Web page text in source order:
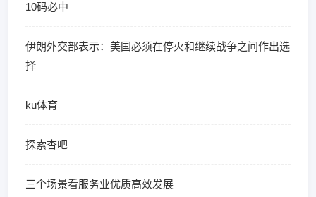
10码必中
伊朗外交部表示：美国必须在停火和继续战争之间作出选
择
ku体育
探索杏吧
三个场景看服务业优质高效发展